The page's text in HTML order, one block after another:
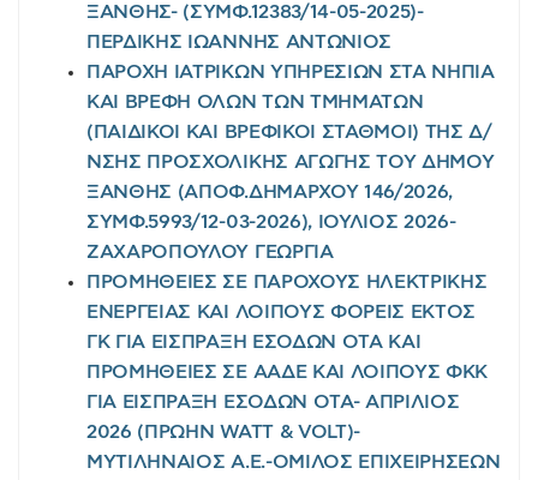
ΞΑΝΘΗΣ- (ΣΥΜΦ.12383/14-05-2025)-
ΠΕΡΔΙΚΗΣ ΙΩΑΝΝΗΣ ΑΝΤΩΝΙΟΣ
ΠΑΡΟΧΗ ΙΑΤΡΙΚΩΝ ΥΠΗΡΕΣΙΩΝ ΣΤΑ ΝΗΠΙΑ
ΚΑΙ ΒΡΕΦΗ ΟΛΩΝ ΤΩΝ ΤΜΗΜΑΤΩΝ
(ΠΑΙΔΙΚΟΙ ΚΑΙ ΒΡΕΦΙΚΟΙ ΣΤΑΘΜΟΙ) ΤΗΣ Δ/
ΝΣΗΣ ΠΡΟΣΧΟΛΙΚΗΣ ΑΓΩΓΗΣ ΤΟΥ ΔΗΜΟΥ
ΞΑΝΘΗΣ (ΑΠΟΦ.ΔΗΜΑΡΧΟΥ 146/2026,
ΣΥΜΦ.5993/12-03-2026), ΙΟΥΛΙΟΣ 2026-
ΖΑΧΑΡΟΠΟΥΛΟΥ ΓΕΩΡΓΙΑ
ΠΡΟΜΗΘΕΙΕΣ ΣΕ ΠΑΡΟΧΟΥΣ ΗΛΕΚΤΡΙΚΗΣ
ΕΝΕΡΓΕΙΑΣ ΚΑΙ ΛΟΙΠΟΥΣ ΦΟΡΕΙΣ ΕΚΤΟΣ
ΓΚ ΓΙΑ ΕΙΣΠΡΑΞΗ ΕΣΟΔΩΝ ΟΤΑ ΚΑΙ
ΠΡΟΜΗΘΕΙΕΣ ΣΕ ΑΑΔΕ ΚΑΙ ΛΟΙΠΟΥΣ ΦΚΚ
ΓΙΑ ΕΙΣΠΡΑΞΗ ΕΣΟΔΩΝ ΟΤΑ- ΑΠΡΙΛΙΟΣ
2026 (ΠΡΩΗΝ WATT & VOLT)-
ΜΥΤΙΛΗΝΑΙΟΣ Α.Ε.-ΟΜΙΛΟΣ ΕΠΙΧΕΙΡΗΣΕΩΝ